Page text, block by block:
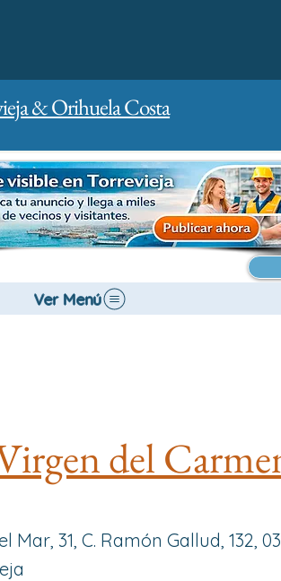
& Orihuela Costa
Ver Menú
del
Mar, 31, C. Ramón Gallud, 132,